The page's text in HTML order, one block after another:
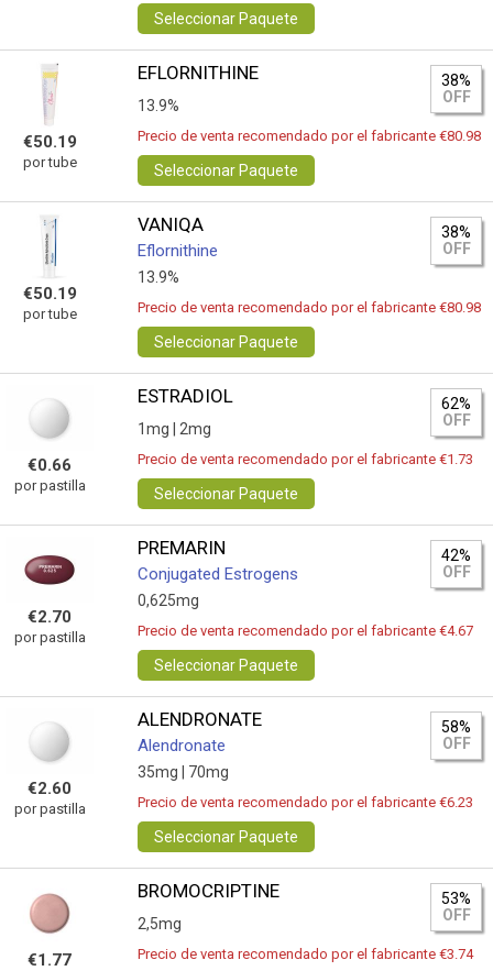
Seleccionar Paquete
€50.19
por tube
EFLORNITHINE
13.9%
38%
OFF
Precio de venta recomendado por el fabricante €80.98
Seleccionar Paquete
€50.19
por tube
VANIQA
Eflornithine
13.9%
38%
OFF
Precio de venta recomendado por el fabricante €80.98
Seleccionar Paquete
€0.66
por pastilla
ESTRADIOL
1mg | 2mg
62%
OFF
Precio de venta recomendado por el fabricante €1.73
Seleccionar Paquete
€2.70
por pastilla
PREMARIN
Conjugated Estrogens
0,625mg
42%
OFF
Precio de venta recomendado por el fabricante €4.67
Seleccionar Paquete
€2.60
por pastilla
ALENDRONATE
Alendronate
35mg | 70mg
58%
OFF
Precio de venta recomendado por el fabricante €6.23
Seleccionar Paquete
€1.77
BROMOCRIPTINE
2,5mg
53%
OFF
Precio de venta recomendado por el fabricante €3.74